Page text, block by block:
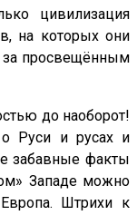
цивилизация
на которых они
за просвещённым
до наоборот!
Руси и русах и
забавные факты
Западе можно
Штрихи к